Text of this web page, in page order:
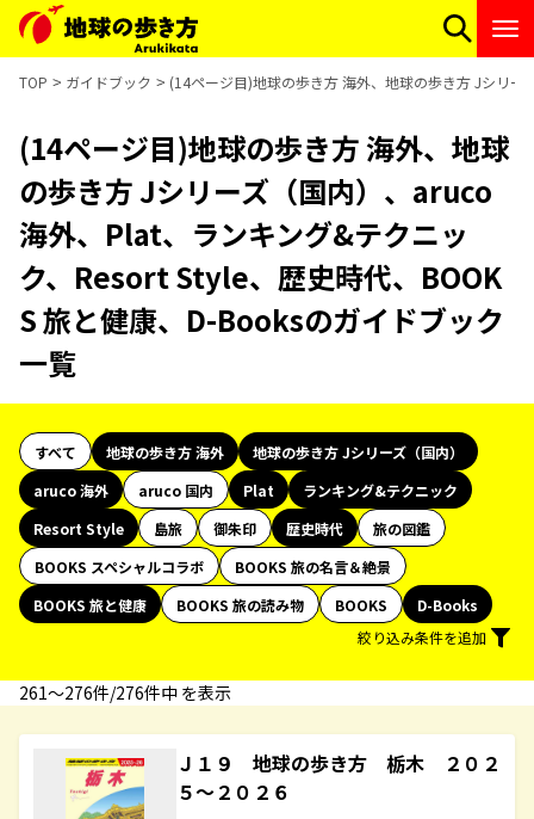
TOP ガイドブック (14ページ目)地球の歩き方 海外、地球の歩き方 Jシリ
(14ページ目)地球の歩き方 海外、地球
の歩き方 Jシリーズ（国内）、aruco
海外、Plat、ランキング&テクニッ
ク、Resort Style、歴史時代、BOOK
S 旅と健康、D-Booksのガイドブック
一覧
すべて 地球の歩き方 海外
地球の歩き方 Jシリーズ（国内）
aruco 海外
aruco 国内 Plat
ランキング&テクニック
Resort Style
島旅 御朱印 歴史時代
旅の図鑑
BOOKS スペシャルコラボ
BOOKS 旅の名言＆絶景
BOOKS 旅と健康
BOOKS 旅の読み物 BOOKS
D-Books
絞り込み条件を追加
261〜276件/276件中 を表示
Ｊ１９ 地球の歩き方 栃木 ２０２
５～２０２６